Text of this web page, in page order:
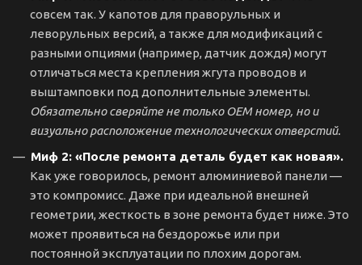
совсем так. У капотов для праворульных и
леворульных версий, а также для модификаций с
разными опциями (например, датчик дождя) могут
отличаться места крепления жгута проводов и
выштамповки под дополнительные элементы.
Обязательно сверяйте не только OEM номер, но и
визуально расположение технологических отверстий.
Миф 2: «После ремонта деталь будет как новая».
Как уже говорилось, ремонт алюминиевой панели —
это компромисс. Даже при идеальной внешней
геометрии, жесткость в зоне ремонта будет ниже. Это
может проявиться на бездорожье или при
постоянной эксплуатации по плохим дорогам.